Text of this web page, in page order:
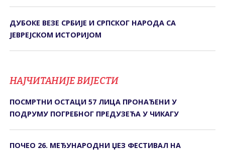
ДУБОКЕ ВЕЗЕ СРБИЈЕ И СРПСКОГ НАРОДА СА
ЈЕВРЕЈСКОМ ИСТОРИЈОМ
НАЈЧИТАНИЈЕ ВИЈЕСТИ
ПОСМРТНИ ОСТАЦИ 57 ЛИЦА ПРОНАЂЕНИ У
ПОДРУМУ ПОГРЕБНОГ ПРЕДУЗЕЋА У ЧИКАГУ
ПОЧЕО 26. МЕЂУНАРОДНИ ЏЕЗ ФЕСТИВАЛ НА